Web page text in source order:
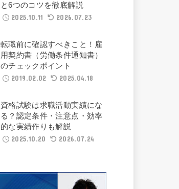
と6つのコツを徹底解説
2025.10.11
2026.07.23
転職前に確認すべきこと！雇
用契約書（労働条件通知書）
のチェックポイント
2019.02.02
2025.04.18
資格試験は求職活動実績にな
る？認定条件・注意点・効率
的な実績作りも解説
2025.10.20
2026.07.24